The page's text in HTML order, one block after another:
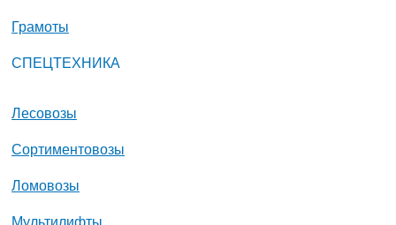
Грамоты
СПЕЦТЕХНИКА
Лесовозы
Сортиментовозы
Ломовозы
Мультилифты